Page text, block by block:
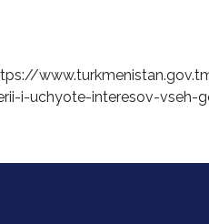
i-uchyote-interesov-vseh-